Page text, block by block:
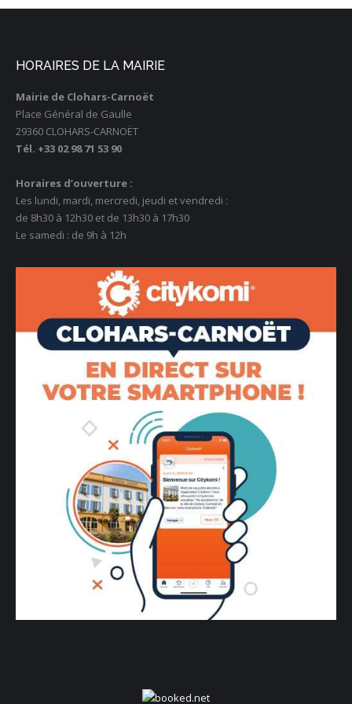
HORAIRES DE LA MAIRIE
Mairie de Clohars-Carnoët
Place Général de Gaulle
29360 CLOHARS-CARNOËT
Tél. +33 02 98 71 53 90
Horaires d’ouverture :
Les lundi, mardi, mercredi, jeudi et vendredi :
de 8h30 à 12h30 et de 13h30 à 17h30
Le samedi : de 9h à 12h